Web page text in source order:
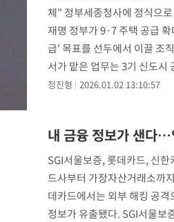
체" 정부세종청사에 정식으
재명 정부가 9·7 주택 공급
급' 목표를 선두에서 이끌 조
서가 맡은 업무는 3기 신도시
민
정진형 2026.01.02 13:10:57
내 금융 정보가 샌다
SGI서울보증, 롯데카드, 신
드사부터 가장자산거래소까
데카드에서는 외부 해킹 공
정보가 유출됐다. SGI서울보